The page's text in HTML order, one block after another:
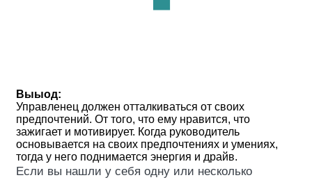
Выыод:
Управленец должен отталкиваться от своих
предпочтений. От того, что ему нравится, что
зажигает и мотивирует. Когда руководитель
основывается на своих предпочтениях и умениях,
тогда у него поднимается энергия и драйв.
Если вы нашли у себя одну или несколько